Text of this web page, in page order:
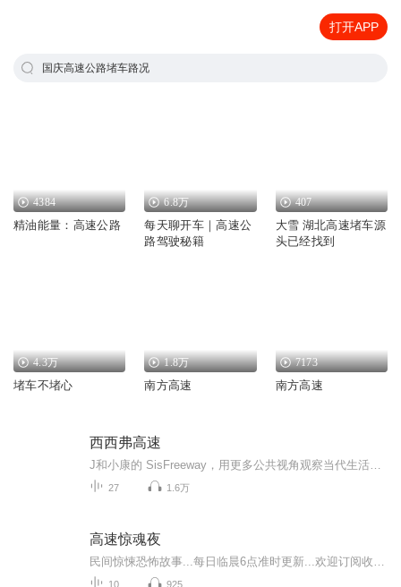
打开APP
国庆高速公路堵车路况
4384
精油能量：高速公路
6.8万
每天聊开车｜高速公
路驾驶秘籍
407
大雪 湖北高速堵车源
头已经找到
4.3万
堵车不堵心
1.8万
南方高速
7173
南方高速
西西弗高速
27 1.6万
高速惊魂夜
10 925